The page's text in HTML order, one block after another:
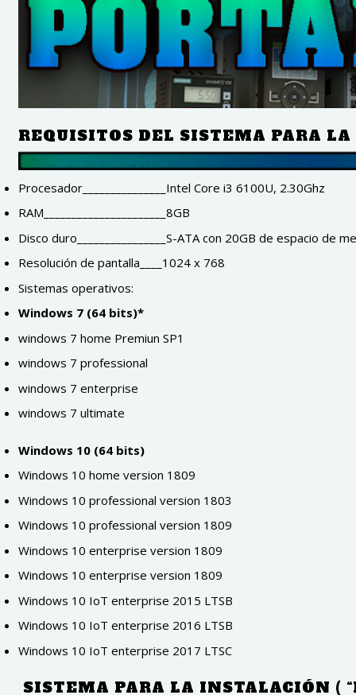
REQUISITOS DEL SISTEMA PARA
Procesador_______________Intel Core i3 6100U, 2.30Ghz
RAM______________________8GB
Disco duro________________S-ATA con 20GB de espacio de
Resolución de pantalla____1024 x 768
Sistemas operativos:
Windows 7 (64 bits)*
windows 7 home Premiun SP1
windows 7 professional
windows 7 enterprise
windows 7 ultimate
Windows 10 (64 bits)
Windows 10 home version 1809
Windows 10 professional version 1803
Windows 10 professional version 1809
Windows 10 enterprise version 1809
Windows 10 enterprise version 1809
Windows 10 IoT enterprise 2015 LTSB
Windows 10 IoT enterprise 2016 LTSB
Windows 10 IoT enterprise 2017 LTSC
SISTEMA PARA LA INSTALACIÓN (